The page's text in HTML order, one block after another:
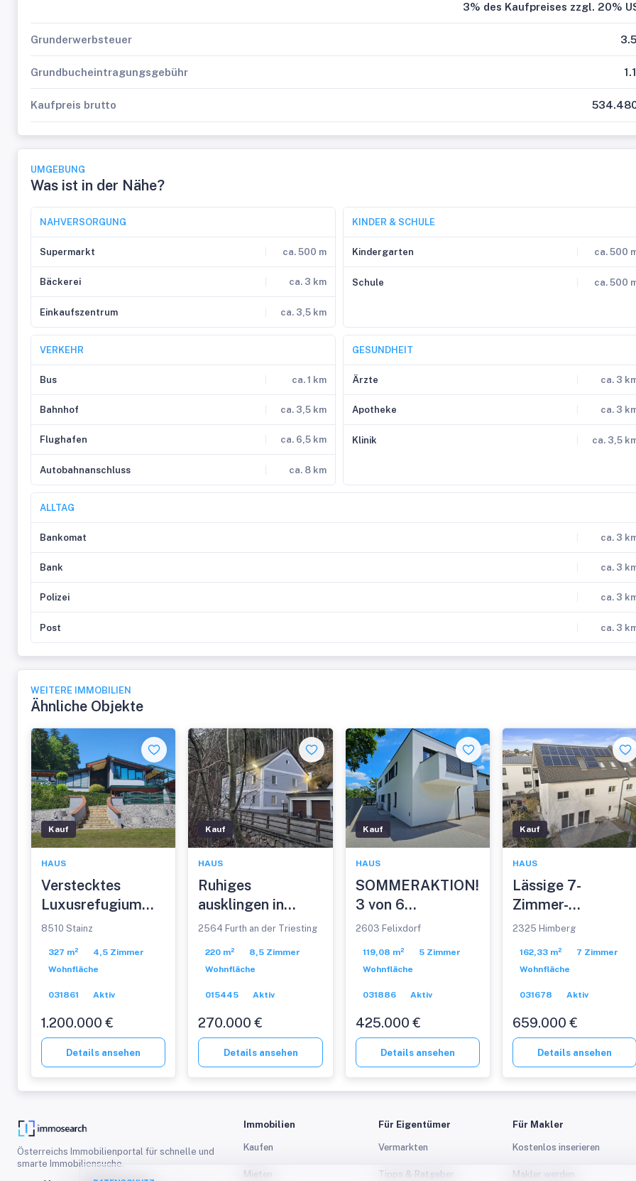
3% des Kaufpreises zzgl. 20%
Grunderwerbsteuer
Grundbucheintragungsgebühr
Kaufpreis brutto
UMGEBUNG
Was ist in der Nähe?
NAHVERSORGUNG
Supermarkt ca. 500 m
Bäckerei ca. 3 km
Einkaufszentrum ca. 3,5 km
KINDER & SCHULE
Kindergarten ca. 500
Schule ca. 500
VERKEHR
Bus ca. 1 km
Bahnhof ca. 3,5 km
Flughafen ca. 6,5 km
Autobahnanschluss ca. 8 km
GESUNDHEIT
Ärzte ca. 3
Apotheke ca. 3
Klinik ca. 3,5
ALLTAG
Bankomat ca. 3
Bank ca. 3
Polizei ca. 3
Post ca. 3
WEITERE IMMOBILIEN
Ähnliche Objekte
Kauf
HAUS
Verstecktes
Luxusrefugium
mit parkähnlichem
Wellnessbereich
8510 Stainz
327 m²
4,5 Zimmer
Wohnfläche
031861 Aktiv
1.200.000 €
Details ansehen
Kauf
HAUS
Ruhiges
ausklingen in
Furth
2564 Furth an der Triesting
220 m²
8,5 Zimmer
Wohnfläche
015445 Aktiv
270.000 €
Details ansehen
Kauf
HAUS
SOMMERAKTION!
3 von 6
Doppelhaushälften
Haus 3.0 mit
zu verkaufen!
2603 Felixdorf
119,08 m²
5 Zimmer
Wohnfläche
031886 Aktiv
425.000 €
Details ansehen
Kauf
HAUS
Lässige 7-
Zimmer-
Doppelhaushälfte
verkaufen!
2325 Himberg
162,33 m²
7 Zimmer
Wohnfläche
031678 Aktiv
659.000 €
Details ansehen
Österreichs Immobilienportal für schnelle und
smarte Immobiliensuche.
Immobilien
Kaufen
Mieten
Für Eigentümer
Vermarkten
Tipps & Ratgeber
Für Makler
Kostenlos inserieren
Makler werden